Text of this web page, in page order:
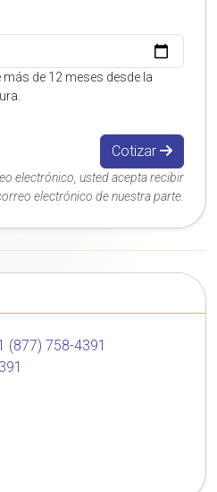
de 12 meses desde la
Cotizar
electrónico, usted acepta recibir
electrónico de nuestra parte.
(877) 758-4391